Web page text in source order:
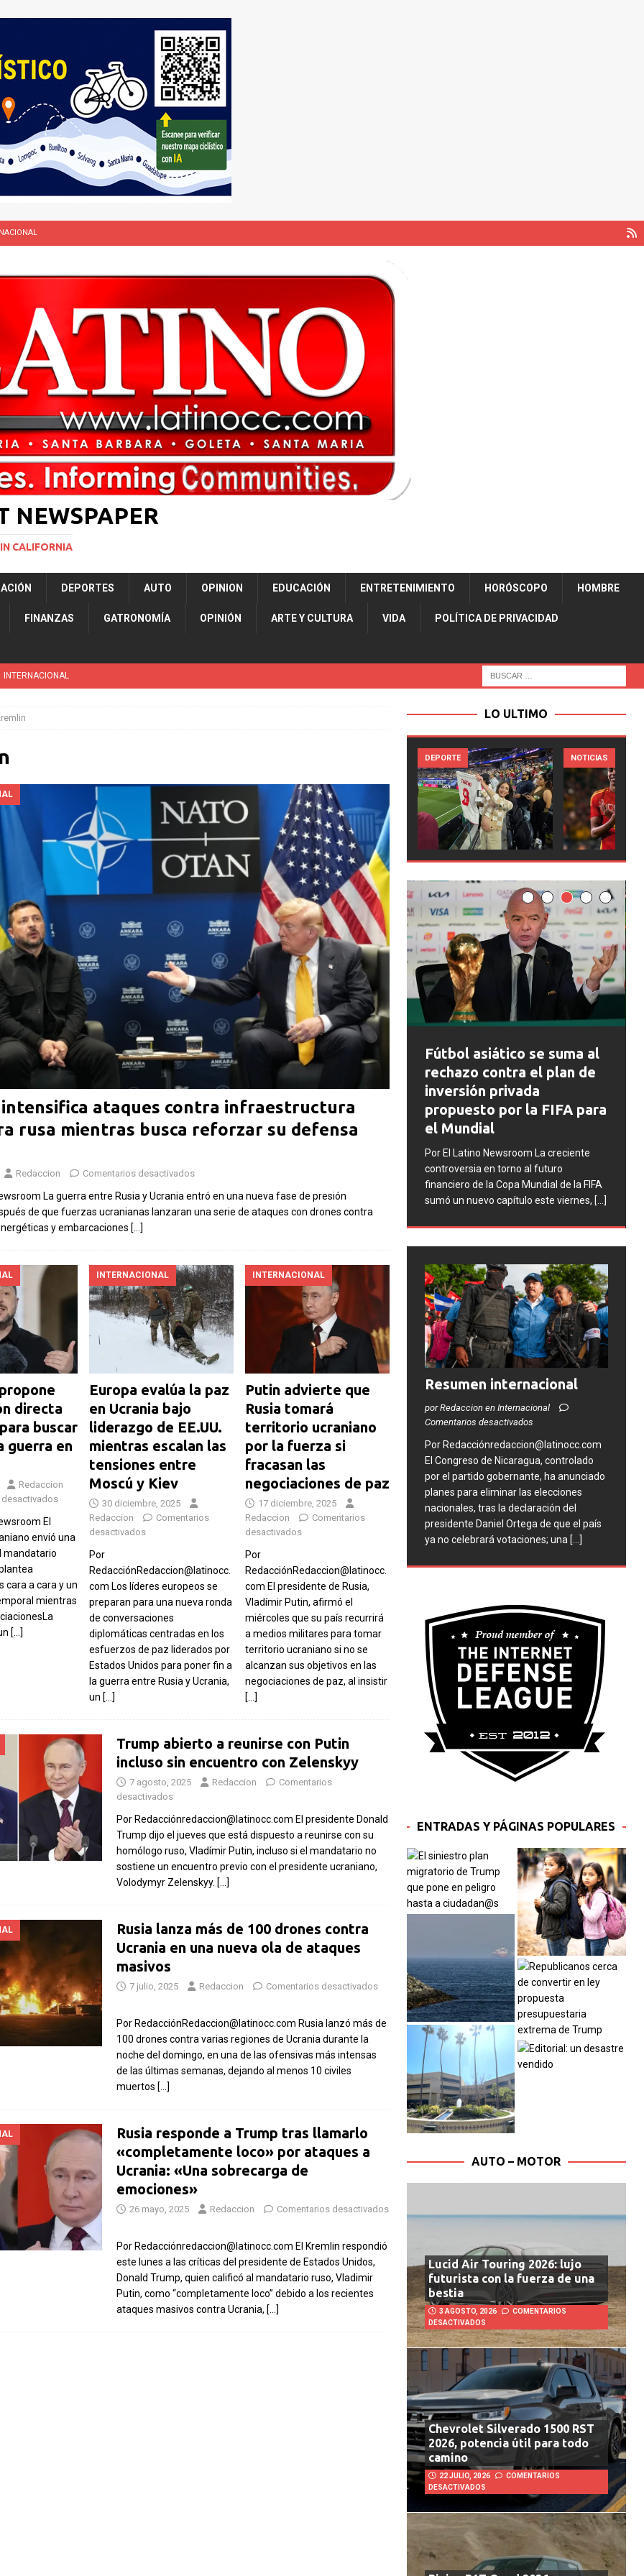
1 – Colombia 1
a ley de Texas que permite a la policía detener a migrantes
la mayor nevada en lo que va del año en California NACIONALES
NEWSPAPER
CALIFORNIA
DEPORTES AUTO OPINION EDUCACIÓN ENTRETENIMIENTO HORÓSCOPO HOMBRE
FINANZAS GATRONOMÍA OPINIÓN ARTE Y CULTURA VIDA POLÍTICA DE PRIVACIDAD
LOCAL
Brasil 1 – Colombia 1
a ley de Texas que permite a la policía detener a migrantes
desatará la mayor nevada en lo que va del año en California
INTERNACIONAL
INTERNACIONAL
intensifica ataques contra infraestructura
rusa mientras busca reforzar su defensa
Redaccion Comentarios desactivados
La guerra entre Rusia y Ucrania entró en una nueva fase de presión
de que fuerzas ucranianas lanzaran una serie de ataques con drones contra
y embarcaciones […]
directa
buscar
guerra en
Redaccion
desactivados
El
envió una
mandatario
cara a cara y un
mientras
[…]
INTERNACIONAL
Europa evalúa la paz
en Ucrania bajo
liderazgo de EE.UU.
mientras escalan las
tensiones entre
Moscú y Kiev
30 diciembre, 2025
Redaccion
Comentarios
desactivados
Por
RedacciónRedaccion@latinocc.
com Los líderes europeos se
preparan para una nueva ronda
de conversaciones
diplomáticas centradas en los
esfuerzos de paz liderados por
Estados Unidos para poner fin a
la guerra entre Rusia y Ucrania,
un […]
INTERNACIONAL
Putin advierte que
Rusia tomará
territorio ucraniano
por la fuerza si
fracasan las
negociaciones de paz
17 diciembre, 2025
Redaccion
Comentarios
desactivados
Por
RedacciónRedaccion@latinocc.
com El presidente de Rusia,
Vladímir Putin, afirmó el
miércoles que su país recurrirá
a medios militares para tomar
territorio ucraniano si no se
alcanzan sus objetivos en las
negociaciones de paz, al insistir
[…]
Trump abierto a reunirse con Putin
incluso sin encuentro con Zelenskyy
7 agosto, 2025 Redaccion
Comentarios
desactivados
Por Redacciónredaccion@latinocc.com El presidente Donald
Trump dijo el jueves que está dispuesto a reunirse con su
homólogo ruso, Vladímir Putin, incluso si el mandatario no
sostiene un encuentro previo con el presidente ucraniano,
Volodymyr Zelenskyy. […]
Rusia lanza más de 100 drones contra
Ucrania en una nueva ola de ataques
masivos
7 julio, 2025 Redaccion Comentarios desactivados
Por RedacciónRedaccion@latinocc.com Rusia lanzó más de
100 drones contra varias regiones de Ucrania durante la
noche del domingo, en una de las ofensivas más intensas
de las últimas semanas, dejando al menos 10 civiles
muertos […]
Rusia responde a Trump tras llamarlo
«completamente loco» por ataques a
Ucrania: «Una sobrecarga de
emociones»
26 mayo, 2025 Redaccion Comentarios desactivados
Por Redacciónredaccion@latinocc.com El Kremlin respondió
este lunes a las críticas del presidente de Estados Unidos,
Donald Trump, quien calificó al mandatario ruso, Vladimir
Putin, como “completamente loco” debido a los recientes
ataques masivos contra Ucrania, […]
LO ULTIMO
MUNDIAL / WC 2026 NOTICIAS NOTICIAS
Las Islas Malvinas y el
deporte: una historia de
identidad, memoria y
pasión nacional
sido, a lo largo de la historia, mucho más
que una competencia entre equipos o
atletas. En numerosas[...]
Fútbol asiático se suma al
rechazo contra el plan de
inversión privada
propuesto por la FIFA para
el Mundial
sumó un nuevo capítulo este viernes,
FIFA abre expedientes
disciplinarios contra
Argentina tras los
incidentes en la final del
Mundial 2026
Por El Latino Newsroom La FIFA inició
una serie de procesos disciplinarios
contra la Asociación del Fútbol
Argentino (AFA), cuatro integrantes de
Resumen internacional
por Redaccion en Internacional
Comentarios desactivados
Por Redacciónredaccion@latinocc.com
El Congreso de Nicaragua, controlado
por el partido gobernante, ha anunciado
planes para eliminar las elecciones
nacionales, tras la declaración del
presidente Daniel Ortega de que el país
ya no celebrará votaciones; una [...]
ENTRADAS Y PÁGINAS POPULARES
AUTO – MOTOR
Lucid Air Touring 2026: lujo
futurista con la fuerza de una
bestia
3 AGOSTO, 2026
COMENTARIOS
DESACTIVADOS
Chevrolet Silverado 1500 RST
2026, potencia útil para todo
camino
22 JULIO, 2026
COMENTARIOS
DESACTIVADOS